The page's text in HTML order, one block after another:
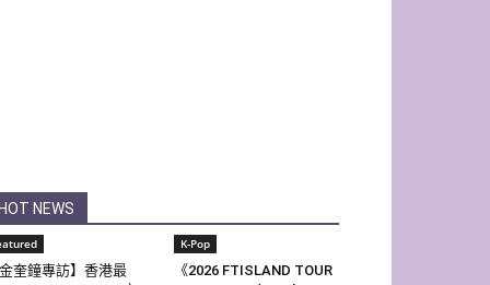
NEWS
奎鐘專訪】香港最
K-Pop
《2026 FTISLAND TOUR